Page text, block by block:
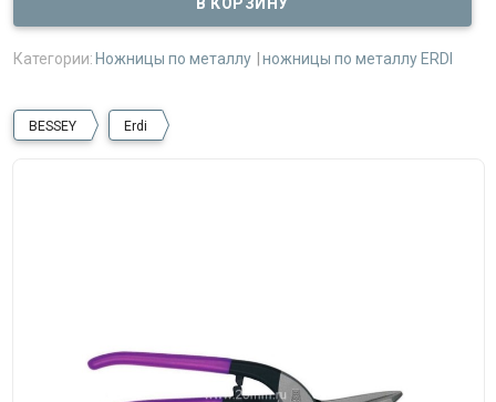
Категории:Ножницы по металлу ножницы по металлу ERDI
BESSEY Erdi